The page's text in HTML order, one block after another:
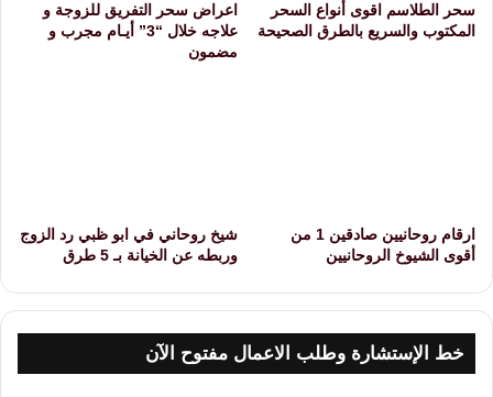
سحر الطلاسم اقوى أنواع السحر
المكتوب والسريع بالطرق الصحيحة
اعراض سحر التفريق للزوجة و
علاجه خلال “3” أيـام مجرب و
مضمون
ارقام روحانيين صادقين 1 من
أقوى الشيوخ الروحانيين
شيخ روحاني في ابو ظبي رد الزوج
وربطه عن الخيانة بـ 5 طرق
خط الإستشارة وطلب الاعمال مفتوح الآن